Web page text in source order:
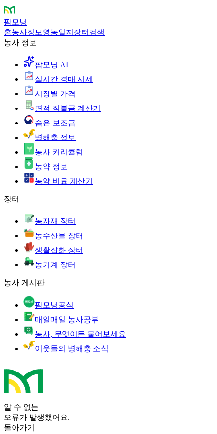
팜모닝
홈농사정보 영농일지 장터 검색
농사 정보
팜모닝 AI
실시간 경매 시세
시장별 가격
면적 직불금 계산기
숨은 보조금
병해충 정보
농사 커리큘럼
농약 정보
농약 비료 계산기
장터
농자재 장터
농수산물 장터
생활잡화 장터
농기계 장터
농사 게시판
팜모닝공식
매일매일 농사공부
농사, 무엇이든 물어보세요
이웃들의 병해충 소식
알 수 없는
오류가 발생했어요.
돌아가기